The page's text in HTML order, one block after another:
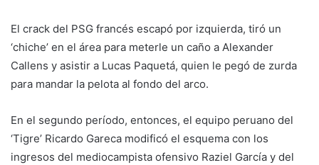
El crack del PSG francés escapó por izquierda, tiró un
‘chiche’ en el área para meterle un caño a Alexander
Callens y asistir a Lucas Paquetá, quien le pegó de zurda
para mandar la pelota al fondo del arco.
En el segundo período, entonces, el equipo peruano del
‘Tigre’ Ricardo Gareca modificó el esquema con los
ingresos del mediocampista ofensivo Raziel García y del